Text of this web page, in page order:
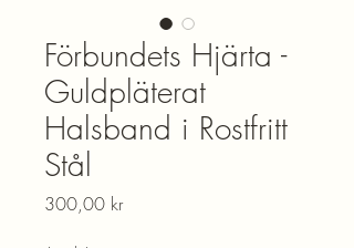
Förbundets Hjärta -
Guldpläterat
Halsband i Rostfritt
Stål
300,00 krPris